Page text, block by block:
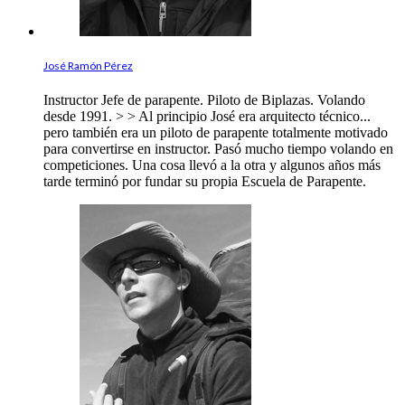
José Ramón Pérez
Instructor Jefe de parapente. Piloto de Biplazas. Volando
desde 1991. > > Al principio José era arquitecto técnico...
pero también era un piloto de parapente totalmente motivado
para convertirse en instructor. Pasó mucho tiempo volando en
competiciones. Una cosa llevó a la otra y algunos años más
tarde terminó por fundar su propia Escuela de Parapente.